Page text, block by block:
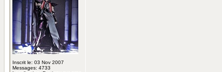
Inscrit le: 03 Nov 2007
Messages: 4733